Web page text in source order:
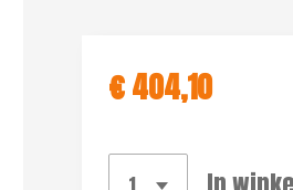
€ 404,10